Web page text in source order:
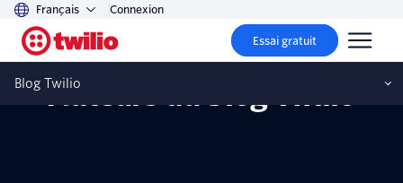
Français Connexion
Essai gratuit
Blog TwilioAuteurs du blog Twilio